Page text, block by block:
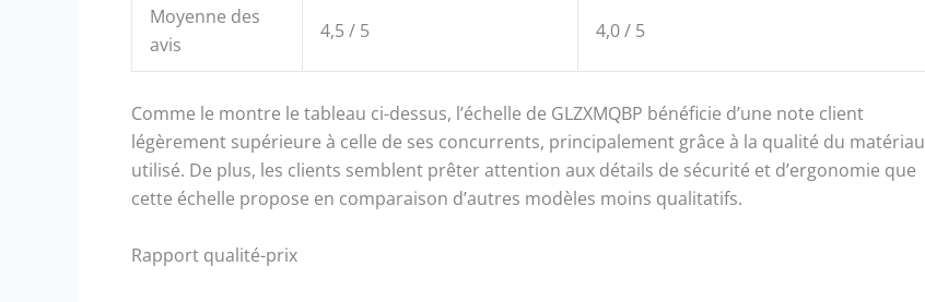
Moyenne des
avis
4,5 / 5 4,0 / 5
Comme le montre le tableau ci-dessus, l’échelle de GLZXMQBP bénéficie d’une note client
légèrement supérieure à celle de ses concurrents, principalement grâce à la qualité du matériau
utilisé. De plus, les clients semblent prêter attention aux détails de sécurité et d’ergonomie que
cette échelle propose en comparaison d’autres modèles moins qualitatifs.
Rapport qualité-prix